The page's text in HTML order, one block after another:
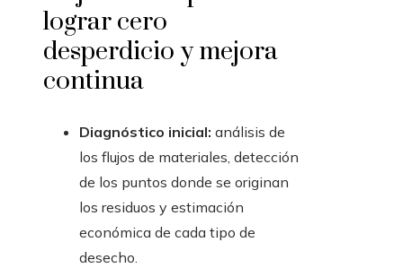
lograr cero
desperdicio y mejora
continua
Diagnóstico inicial: análisis de
los flujos de materiales, detección
de los puntos donde se originan
los residuos y estimación
económica de cada tipo de
desecho.